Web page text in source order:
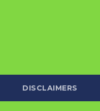
DISCLAIMERS